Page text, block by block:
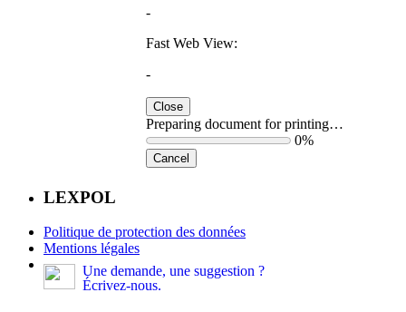
-
Fast Web View:
-
Close
Preparing document for printing…
0%
Cancel
LEXPOL
Politique de protection des données
Mentions légales
Une demande, une suggestion ?
Écrivez-nous.